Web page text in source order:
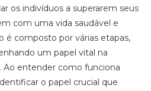
os indivíduos a superarem seus
com uma vida saudável e
é composto por várias etapas,
um papel vital na
Ao entender como funciona
o papel crucial que